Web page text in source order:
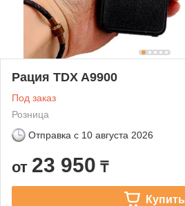
Рация TDX A9900
Под заказ
Розница
Отправка с 10 августа 2026
от 23 950 ₸
Купить